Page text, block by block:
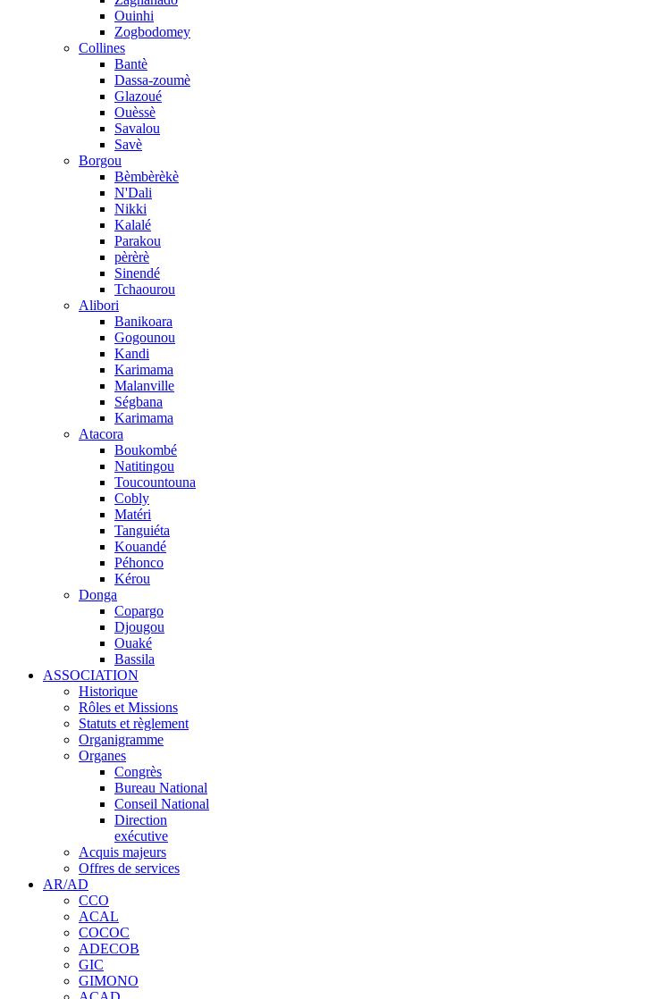
Ouinhi
Zogbodomey
Collines
Bantè
Dassa-zoumè
Glazoué
Ouèssè
Savalou
Savè
Borgou
Bèmbèrèkè
N'Dali
Nikki
Kalalé
Parakou
pèrèrè
Sinendé
Tchaourou
Alibori
Banikoara
Gogounou
Kandi
Karimama
Malanville
Ségbana
Karimama
Atacora
Boukombé
Natitingou
Toucountouna
Cobly
Matéri
Tanguiéta
Kouandé
Péhonco
Kérou
Donga
Copargo
Djougou
Ouaké
Bassila
ASSOCIATION
Historique
Rôles et Missions
Statuts et règlement
Organigramme
Organes
Congrès
Bureau National
Conseil National
Direction
exécutive
Acquis majeurs
Offres de services
AR/AD
CCO
ACAL
COCOC
ADECOB
GIC
GIMONO